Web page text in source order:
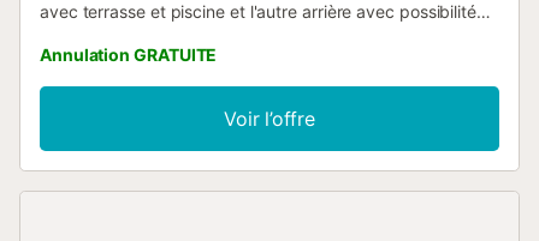
avec terrasse et piscine et l'autre arrière avec possibilité
Les chiens sont les bienvenus ! Possibilité de réserver un
siège bébé et un lit pliant, selon disponibilité. The maison
dispose de la climatisation dans le salle à manger. Ce
service peut être louée au jour de votre arrivée pour un
coût de 15,--€jour.Les serviettes de bain et de toilette
Annulation GRATUITE
Voir l’offre